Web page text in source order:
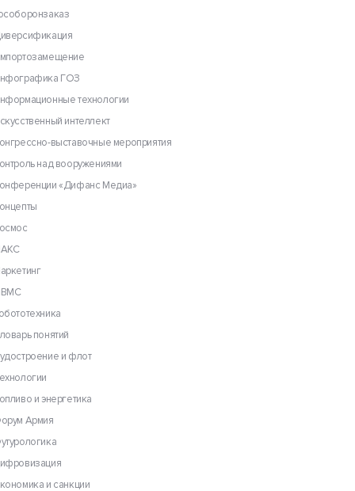
ГОЗ
технологии
интеллект
выставочные мероприятия
над вооружениями
«Дифанс Медиа»
понятий
и флот
и энергетика
Армия
и санкции